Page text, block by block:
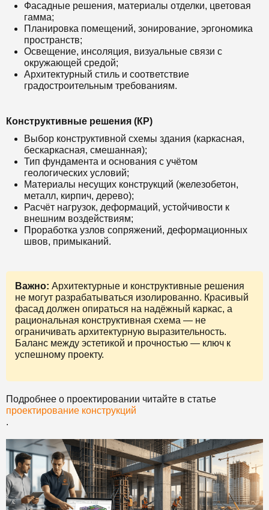
Фасадные решения, материалы отделки, цветовая
гамма;
Планировка помещений, зонирование, эргономика
пространств;
Освещение, инсоляция, визуальные связи с
окружающей средой;
Архитектурный стиль и соответствие
градостроительным требованиям.
Конструктивные решения (КР)
Выбор конструктивной схемы здания (каркасная,
бескаркасная, смешанная);
Тип фундамента и основания с учётом
геологических условий;
Материалы несущих конструкций (железобетон,
металл, кирпич, дерево);
Расчёт нагрузок, деформаций, устойчивости к
внешним воздействиям;
Проработка узлов сопряжений, деформационных
швов, примыканий.
Важно: Архитектурные и конструктивные решения
не могут разрабатываться изолированно. Красивый
фасад должен опираться на надёжный каркас, а
рациональная конструктивная схема — не
ограничивать архитектурную выразительность.
Баланс между эстетикой и прочностью — ключ к
успешному проекту.
Подробнее о проектировании читайте в статье
проектирование конструкций
.